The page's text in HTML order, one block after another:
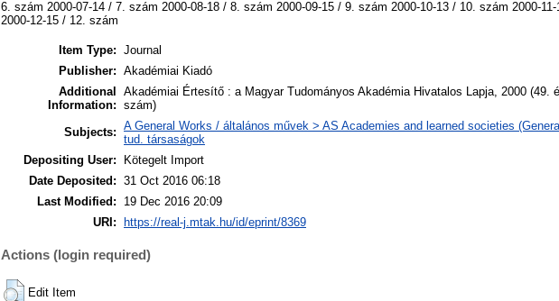
6. szám 2000-07-14 / 7. szám 2000-08-18 / 8. szám 2000-09-15 / 9. szám 2000-10-13 / 10. szám 2000-
2000-12-15 / 12. szám
Item Type: Journal
Publisher: Akadémiai Kiadó
Additional
Information:
Akadémiai Értesítő : a Magyar Tudományos Akadémia Hivatalos Lapja, 2000 (49.
szám)
Subjects: A General Works / általános művek > AS Academies and learned societies
tud. társaságok
Depositing User:
Kötegelt Import
Date Deposited: 31 Oct 2016 06:18
Last Modified:
19 Dec 2016 20:09
URI: https://real-j.mtak.hu/id/eprint/8369
Actions (login required)
Edit Item